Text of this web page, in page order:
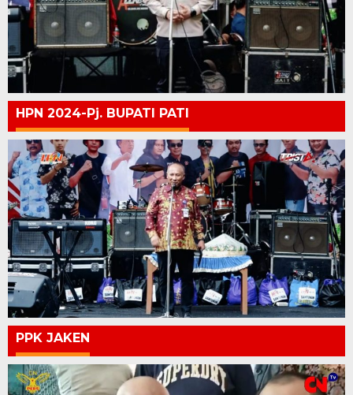
HPN 2024-Pj. BUPATI PATI
PPK JAKEN